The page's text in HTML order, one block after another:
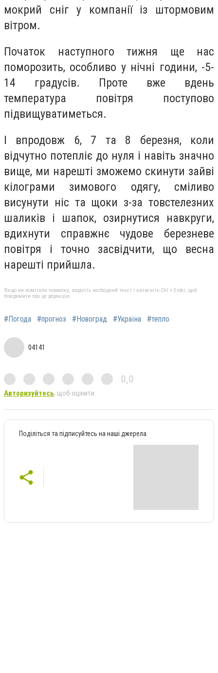
мокрий сніг у компанії із штормовим
вітром.
Початок наступного тижня ще нас
поморозить, особливо у нічні години, -5-
14 градусів. Проте вже вдень
температура повітря поступово
підвищуватиметься.
І впродовж 6, 7 та 8 березня, коли
відчутно потепліє до нуля і навіть значно
вище, ми нарешті зможемо скинути зайві
кілограми зимового одягу, сміливо
висунути ніс та щоки з-за товстелезних
шаликів і шапок, озирнутися навкруги,
вдихнути справжнє чудове березневе
повітря і точно засвідчити, що весна
нарешті прийшла.
Якщо ви помітили помилку, виділіть необхідний текст і натисніть Ctrl + Enter, щоб
повідомити про це редакцію
#Погода #прогноз #Новоград #Україна #тепло
04141
0,0
Авторизуйтесь, щоб оцінити
Поділіться та підписуйтесь на наші джерела